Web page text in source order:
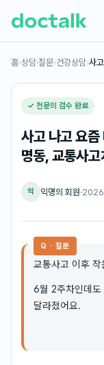
홈›상담·질문›건강상담›사
✓ 전문의 검수 완료
사고 나고 요
명동, 교통사
익 익명의 회원·
Q · 질문
교통사고 이후
6월 2주차인데도
달라졌어요.